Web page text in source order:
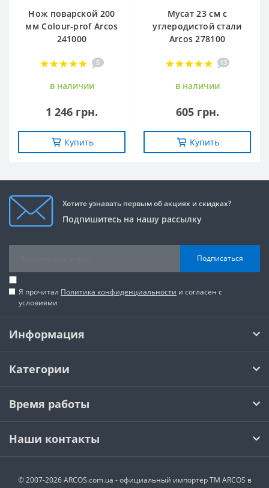
Нож поварской 200
мм Сolour-prof Arcos
241000
5
в наличии
1 246 грн.
Купить
Мусат 23 см с
углеродистой стали
Arcos 278100
13
в наличии
605 грн.
Купить
Хотите узнавать первым об акциях и скидках?
Подпишитесь на нашу рассылку
Подписаться
Я прочитал Политика конфиденциальности и согласен с
условиями
Информация
Категории
Время работы
Наши контакты
© 2007-2026 ARCOS.com.ua - официальный импортер ТМ ARCOS в